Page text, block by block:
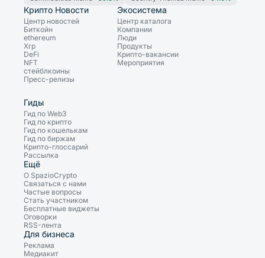
Крипто Новости
Центр новостей
Биткойн
ethereum
Xrp
DeFi
NFT
стейблкоины
Пресс-релизы
Экосистема
Центр каталога
Компании
Люди
Продукты
Крипто-вакансии
Мероприятия
Гиды
Гид по Web3
Гид по крипто
Гид по кошелькам
Гид по биржам
Крипто-глоссарий
Рассылка
Ещё
О SpazioCrypto
Связаться с нами
Частые вопросы
Стать участником
Бесплатные виджеты
Оговорки
RSS-лента
Для бизнеса
Реклама
Медиакит